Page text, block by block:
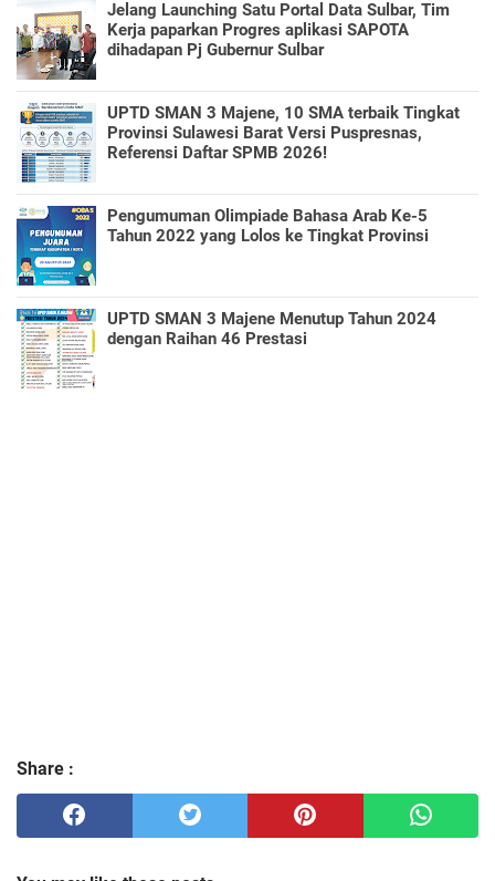
Jelang Launching Satu Portal Data Sulbar, Tim
Kerja paparkan Progres aplikasi SAPOTA
dihadapan Pj Gubernur Sulbar
UPTD SMAN 3 Majene, 10 SMA terbaik Tingkat
Provinsi Sulawesi Barat Versi Puspresnas,
Referensi Daftar SPMB 2026!
Pengumuman Olimpiade Bahasa Arab Ke-5
Tahun 2022 yang Lolos ke Tingkat Provinsi
UPTD SMAN 3 Majene Menutup Tahun 2024
dengan Raihan 46 Prestasi
Share :